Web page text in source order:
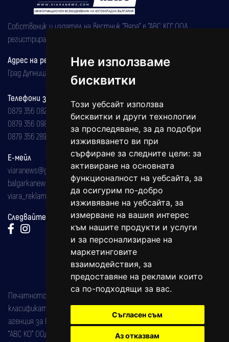
Ние използваме
бисквитки
Този уебсайт използва
бисквитки и други технологии
за проследяване, за да подобри
изживяването ви при
сърфиране за следните цели: за
активиране на основната
функционалност на уебсайта, за
да осигурим по-добро
изживяване на уебсайта, за
измерване на вашия интерес
към нашите продукти и услуги
и за персонализиране на
маркетинговите
взаимодействия, за
предоставяне на реклами които
са по-подходящи за вас.
Съгласен съм
Аз отказвам
Собственик и издател на вестник "Вяра" е "АВС КО" ООД,
регистрирана на 08.05.2002 година.
Адрес на редакцията
Град Дупница, ул.''Христо Ботев" 43
Телефони за реклама и абонаменти
0879 356 082
0879 356 098
0879 356 289
Е-мейл
viaranews@gmail.com
balgarkanews@gmail.com
viara_reklama@mail.bg
Следвайте ни:
Печатното издание на вестника е регистрирано в националния
класификатор на печатните издания (Българска национална
агенция за ISSN) под номер: ISSN 1312-4722.
"АВС КО" ООД е притежател на марката: Вяра информационен